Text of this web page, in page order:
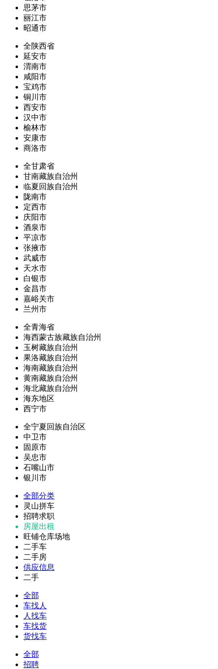
思茅市
丽江市
昭通市
全陕西省
延安市
渭南市
咸阳市
宝鸡市
铜川市
西安市
汉中市
榆林市
安康市
商洛市
全甘肃省
甘南藏族自治州
临夏回族自治州
陇南市
定西市
庆阳市
酒泉市
平凉市
张掖市
武威市
天水市
白银市
金昌市
嘉峪关市
兰州市
全青海省
海西蒙古族藏族自治州
玉树藏族自治州
果洛藏族自治州
海南藏族自治州
黄南藏族自治州
海北藏族自治州
海东地区
西宁市
全宁夏回族自治区
中卫市
固原市
吴忠市
石嘴山市
银川市
全部分类
灵山拼车
招聘求职
房屋出租
旺铺仓库场地
二手车
二手房
供应信息
二手
全部
车找人
人找车
车找货
货找车
全部
招聘